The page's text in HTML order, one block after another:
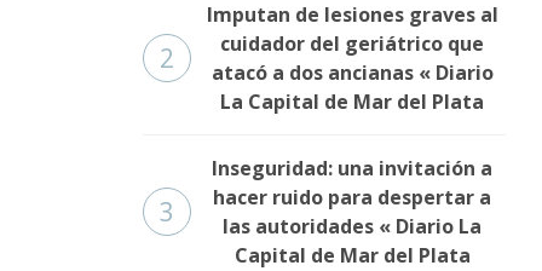
2
Imputan de lesiones graves al
cuidador del geriátrico que
atacó a dos ancianas « Diario
La Capital de Mar del Plata
3
Inseguridad: una invitación a
hacer ruido para despertar a
las autoridades « Diario La
Capital de Mar del Plata